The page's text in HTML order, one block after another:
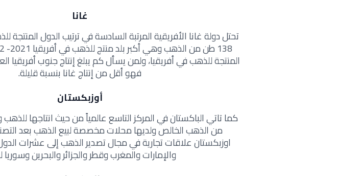
غانا
تحتل دولة غانا الأفريقية المرتبة السادسة في ترتيب الدول المنتجة
المنتجة للذهب في أفريقيا، ولمن يسأل كم يبلغ إنتاج جنوب أفريقيا
فهو أقل من إنتاج غانا بنسبة قليلة.
أوزبكستان
من الذهب الخالص ولديها محلات مخصصة لبيع الذهب بعد
اوزبكستان علاقات تجارية في مجال تصدير الذهب إلى عشرات
والإمارات والمغرب وقطر والجزائر والبحرين وسوريا